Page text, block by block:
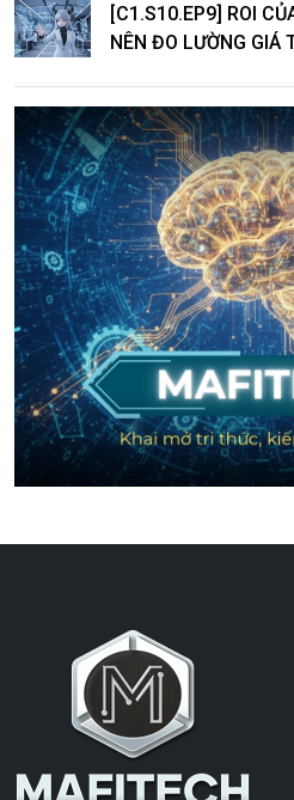
[C1.S10.EP9] ROI
NÊN ĐO LƯỜNG GIÁ